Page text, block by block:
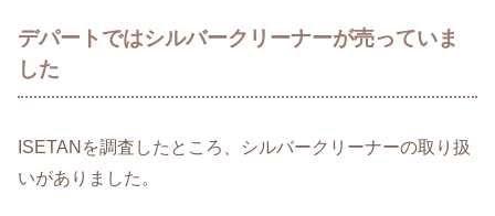
デパートではシルバークリーナーが売っていま
した
ISETANを調査したところ、シルバークリーナーの取り扱
いがありました。